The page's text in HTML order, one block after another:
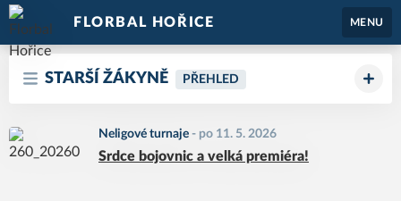
FLORBAL HOŘICE MENU
STARŠÍ ŽÁKYNĚ PŘEHLED
Neligové turnaje - po 11. 5. 2026
Srdce bojovnic a velká premiéra!